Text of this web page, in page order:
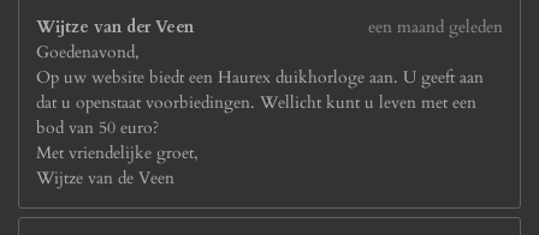
Wijtze van der Veen
een maand geleden
Goedenavond,
Op uw website biedt een Haurex duikhorloge aan. U geeft aan
dat u openstaat voorbiedingen. Wellicht kunt u leven met een
bod van 50 euro?
Met vriendelijke groet,
Wijtze van de Veen